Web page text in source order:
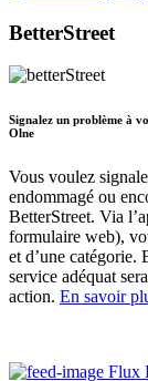
BetterStreet
Signalez un problème à
Olne
Vous voulez
endommagé ou
BetterStreet. Via
formulaire web),
et d’une catégorie.
service adéquat
action. En savoir
Flux